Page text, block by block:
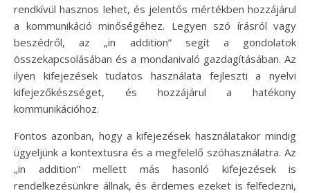
rendkívül hasznos lehet, és jelentős mértékben hozzájárul
a kommunikáció minőségéhez. Legyen szó írásról vagy
beszédről, az „in addition” segít a gondolatok
összekapcsolásában és a mondanivaló gazdagításában. Az
ilyen kifejezések tudatos használata fejleszti a nyelvi
kifejezőkészséget, és hozzájárul a hatékony
kommunikációhoz.
Fontos azonban, hogy a kifejezések használatakor mindig
ügyeljünk a kontextusra és a megfelelő szóhasználatra. Az
„in addition” mellett más hasonló kifejezések is
rendelkezésünkre állnak, és érdemes ezeket is felfedezni,